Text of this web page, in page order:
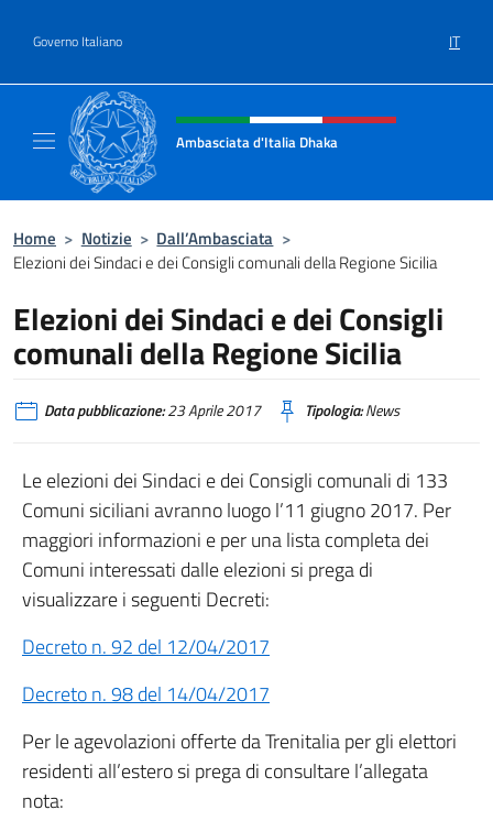
Governo Italiano IT
Intestazione sito, social e menù
Ambasciata d'Italia Dhaka
Home > Notizie > Dall’Ambasciata >
Elezioni dei Sindaci e dei Consigli comunali della Regione Sicilia
Elezioni dei Sindaci e dei Consigli
comunali della Regione Sicilia
Data pubblicazione:23 Aprile 2017 Tipologia:News
Le elezioni dei Sindaci e dei Consigli comunali di 133
Comuni siciliani avranno luogo l’11 giugno 2017. Per
maggiori informazioni e per una lista completa dei
Comuni interessati dalle elezioni si prega di
visualizzare i seguenti Decreti:
Decreto n. 92 del 12/04/2017
Decreto n. 98 del 14/04/2017
Per le agevolazioni offerte da Trenitalia per gli elettori
residenti all’estero si prega di consultare l’allegata
nota: